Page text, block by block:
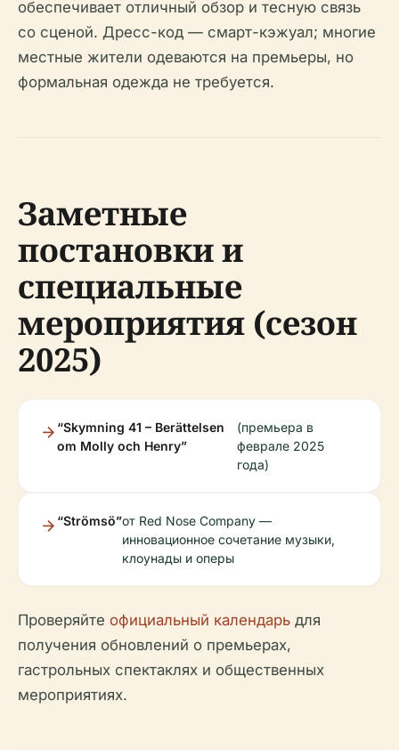
обеспечивает отличный обзор и тесную связь
со сценой. Дресс-код — смарт-кэжуал; многие
местные жители одеваются на премьеры, но
формальная одежда не требуется.
Заметные
постановки и
специальные
мероприятия (сезон
2025)
“Skymning 41 – Berättelsen
om Molly och Henry”
(премьера в
феврале 2025
года)
“Strömsö”от Red Nose Company —
инновационное сочетание музыки,
клоунады и оперы
Проверяйте официальный календарь для
получения обновлений о премьерах,
гастрольных спектаклях и общественных
мероприятиях.